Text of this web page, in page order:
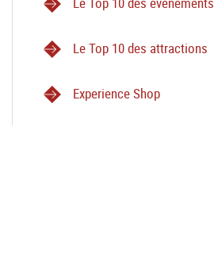
Le Top 10 des attractions
Experience Shop